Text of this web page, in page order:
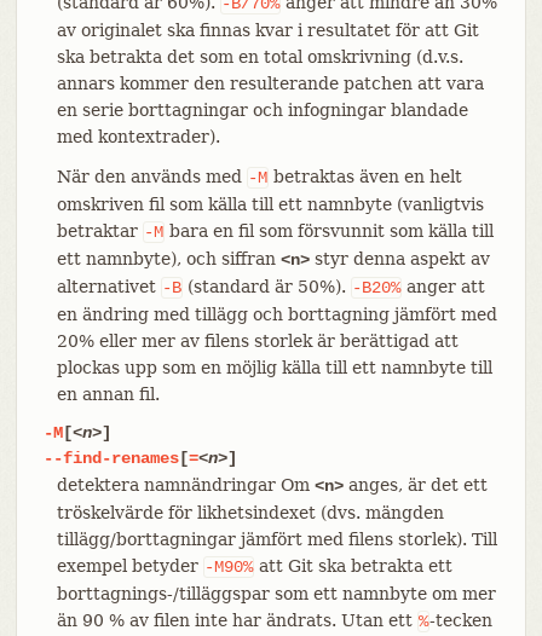
av originalet ska finnas kvar i resultatet för att Git
ska betrakta det som en total omskrivning (d.v.s.
annars kommer den resulterande patchen att vara
en serie borttagningar och infogningar blandade
med kontextrader).
När den används med -M betraktas även en helt
omskriven fil som källa till ett namnbyte (vanligtvis
betraktar -M bara en fil som försvunnit som källa till
ett namnbyte), och siffran <n>styr denna aspekt av
alternativet -B (standard är 50%). -B20%anger att
en ändring med tillägg och borttagning jämfört med
20% eller mer av filens storlek är berättigad att
plockas upp som en möjlig källa till ett namnbyte till
en annan fil.
-M[<n>]
--find-renames[=<n>]
detektera namnändringar Om <n>anges, är det ett
tröskelvärde för likhetsindexet (dvs. mängden
tillägg/borttagningar jämfört med filens storlek). Till
exempel betyder -M90%att Git ska betrakta ett
borttagnings-/tilläggspar som ett namnbyte om mer
än 90 % av filen inte har ändrats. Utan ett %-tecken